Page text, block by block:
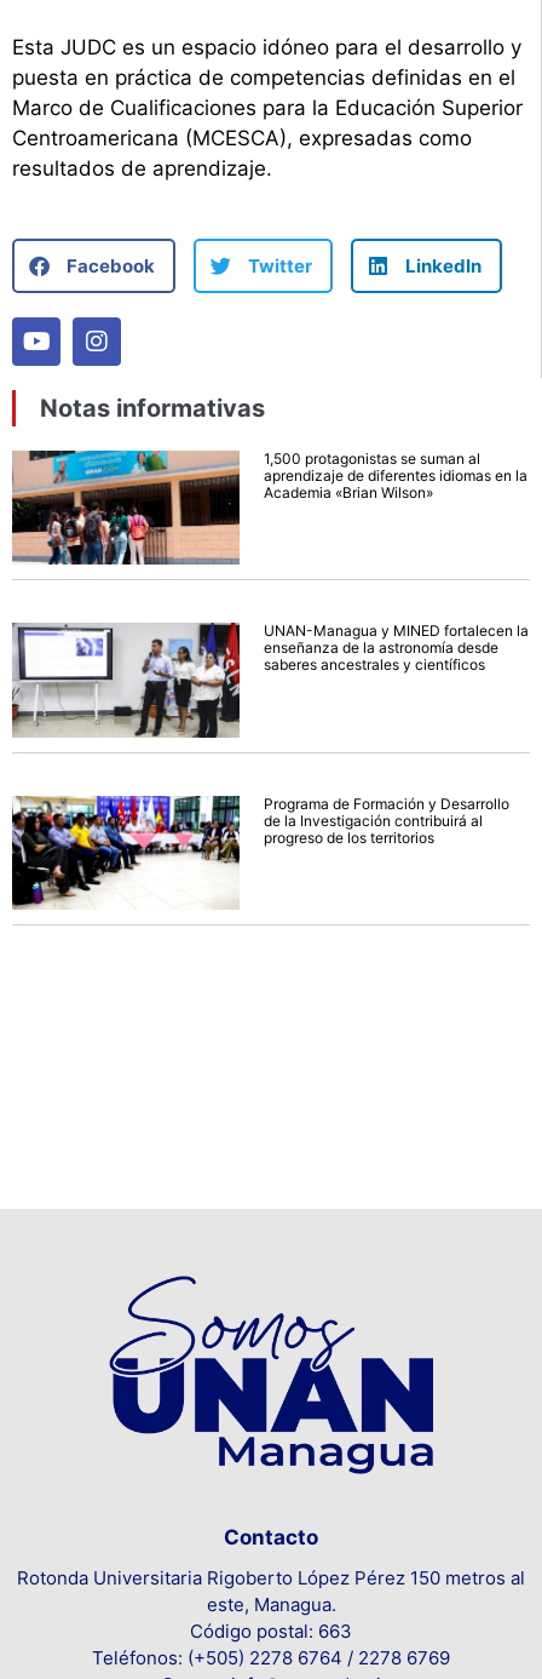
Esta JUDC es un espacio idóneo para el desarrollo y
puesta en práctica de competencias definidas en el
Marco de Cualificaciones para la Educación Superior
Centroamericana (MCESCA), expresadas como
resultados de aprendizaje.
Facebook Twitter LinkedIn
Notas informativas
1,500 protagonistas se suman al
aprendizaje de diferentes idiomas en la
Academia «Brian Wilson»
UNAN-Managua y MINED fortalecen la
enseñanza de la astronomía desde
saberes ancestrales y científicos
Programa de Formación y Desarrollo
de la Investigación contribuirá al
progreso de los territorios
Contacto
Rotonda Universitaria Rigoberto López Pérez 150 metros al
este, Managua.
Código postal: 663
Teléfonos: (+505) 2278 6764 / 2278 6769